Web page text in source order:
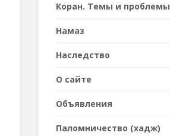
Коран. Темы и проблемы
Намаз
Наследствo
О сайте
Объявления
Паломничество (хадж)